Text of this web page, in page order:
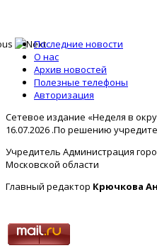
Последние новости
О нас
Архив новостей
Полезные телефоны
Авторизация
Сетевое издание «Неделя в
16.07.2026 .По решению
Учредитель Администрация
Московской области
Главный редактор Крючкова